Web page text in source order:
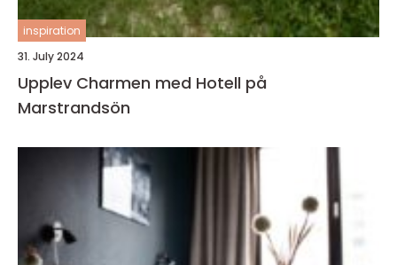
inspiration
31. July 2024
Upplev Charmen med Hotell på
Marstrandsön